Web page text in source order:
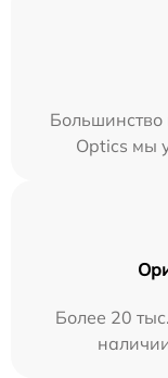
Большинство
Optics мы
Более 20